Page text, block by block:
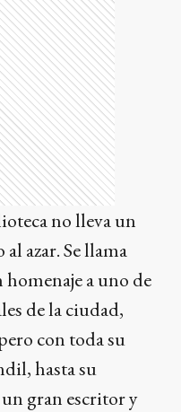
no lleva un
azar. Se llama
homenaje a uno de
de la ciudad,
con toda su
hasta su
gran escritor y